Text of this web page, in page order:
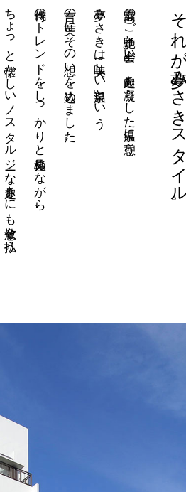
それが夢み
最高のご馳走と出会い、趣向を凝らした温泉に憩う。
夢みさきは「美味しい温泉」という
言の葉にその想いを込めました。
時代のトレンドをしっかりと見極めながら、
ちょっと懐かしいノスタルジーな趣きにも敬意を払う。